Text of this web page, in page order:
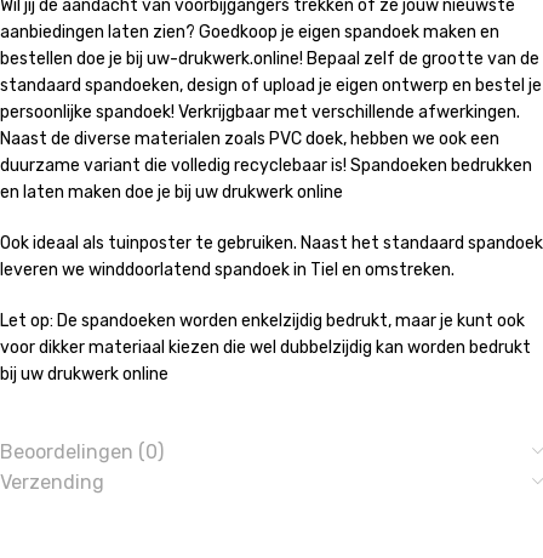
Wil jij de aandacht van voorbijgangers trekken of ze jouw nieuwste
aanbiedingen laten zien? Goedkoop je eigen spandoek maken en
bestellen doe je bij uw-drukwerk.online! Bepaal zelf de grootte van de
standaard spandoeken, design of upload je eigen ontwerp en bestel je
persoonlijke spandoek! Verkrijgbaar met verschillende afwerkingen.
Naast de diverse materialen zoals PVC doek, hebben we ook een
duurzame variant die volledig recyclebaar is! Spandoeken bedrukken
en laten maken doe je bij uw drukwerk online
Ook ideaal als tuinposter te gebruiken. Naast het standaard spandoek
leveren we winddoorlatend spandoek in Tiel en omstreken.
Let op: De spandoeken worden enkelzijdig bedrukt, maar je kunt ook
voor dikker materiaal kiezen die wel dubbelzijdig kan worden bedrukt
bij uw drukwerk online
Beoordelingen (0)
Verzending